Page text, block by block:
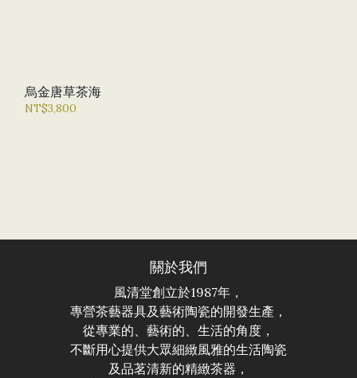
烏金唐草茶海
NT$3,800
關於我們
風清堂創立於1987年，
專營茶藝器具及藝術陶瓷的開發生產，
從專業的、藝術的、生活的角度，
不斷用心提供大眾細緻風雅的生活陶瓷
及品茗清新的精緻茶器，